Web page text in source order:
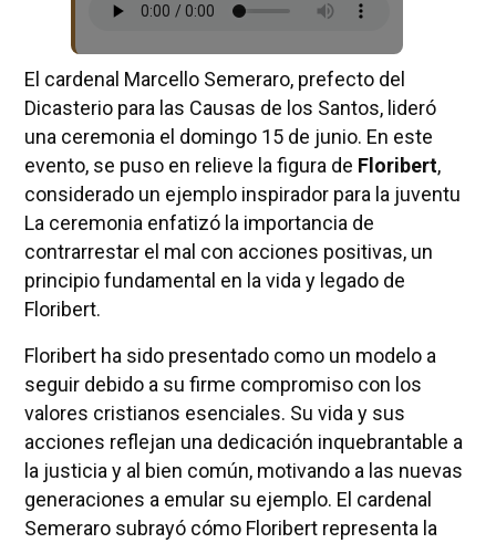
El cardenal Marcello Semeraro, prefecto del
Dicasterio para las Causas de los Santos, lideró
una ceremonia el domingo 15 de junio. En este
evento, se puso en relieve la figura de Floribert,
considerado un ejemplo inspirador para la juventu
La ceremonia enfatizó la importancia de
contrarrestar el mal con acciones positivas, un
principio fundamental en la vida y legado de
Floribert.
Floribert ha sido presentado como un modelo a
seguir debido a su firme compromiso con los
valores cristianos esenciales. Su vida y sus
acciones reflejan una dedicación inquebrantable a
la justicia y al bien común, motivando a las nuevas
generaciones a emular su ejemplo. El cardenal
Semeraro subrayó cómo Floribert representa la